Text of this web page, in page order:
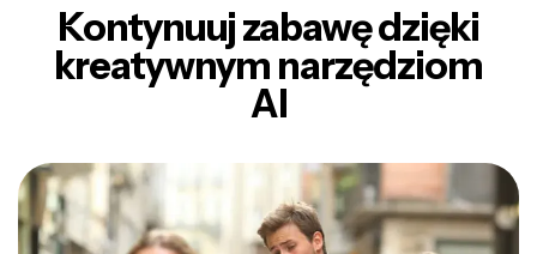
Kontynuuj zabawę dzięki
kreatywnym narzędziom
AI